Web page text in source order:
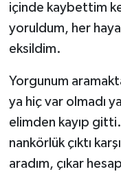
içinde kaybettim
yoruldum, her hayal
eksildim.
Yorgunum
ya hiç var olmadı
elimden kayıp
nankörlük çıktı
aradım, çıkar